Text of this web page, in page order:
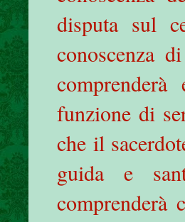
disputa sul
conoscenza
funzione di
che il
guida e
comprenderà